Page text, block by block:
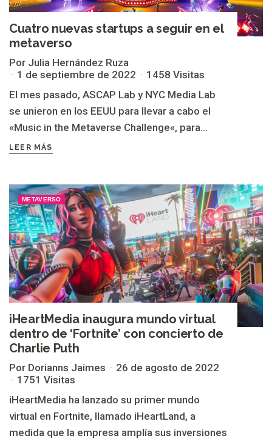
Cuatro nuevas startups a seguir en el
metaverso
Por Julia Hernández Ruza
1 de septiembre de 2022
1458 Visitas
El mes pasado, ASCAP Lab y NYC Media Lab
se unieron en los EEUU para llevar a cabo el
«Music in the Metaverse Challenge«, para...
LEER MÁS
METAVERSO
iHeartMedia inaugura mundo virtual
dentro de ‘Fortnite’ con concierto de
Charlie Puth
Por Dorianns Jaimes
26 de agosto de 2022
1751 Visitas
iHeartMedia ha lanzado su primer mundo
virtual en Fortnite, llamado iHeartLand, a
medida que la empresa amplía sus inversiones